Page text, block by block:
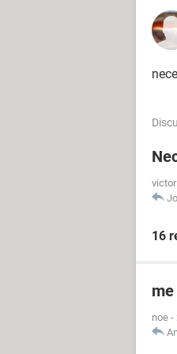
16
noe -